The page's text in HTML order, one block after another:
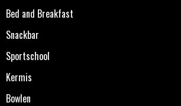
Bed and Breakfast
Snackbar
Sportschool
Kermis
Bowlen